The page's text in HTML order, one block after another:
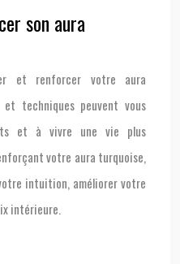
son aura
et renforcer votre aura
techniques peuvent vous
et à vivre une vie plus
votre aura turquoise,
intuition, améliorer votre
intérieure.